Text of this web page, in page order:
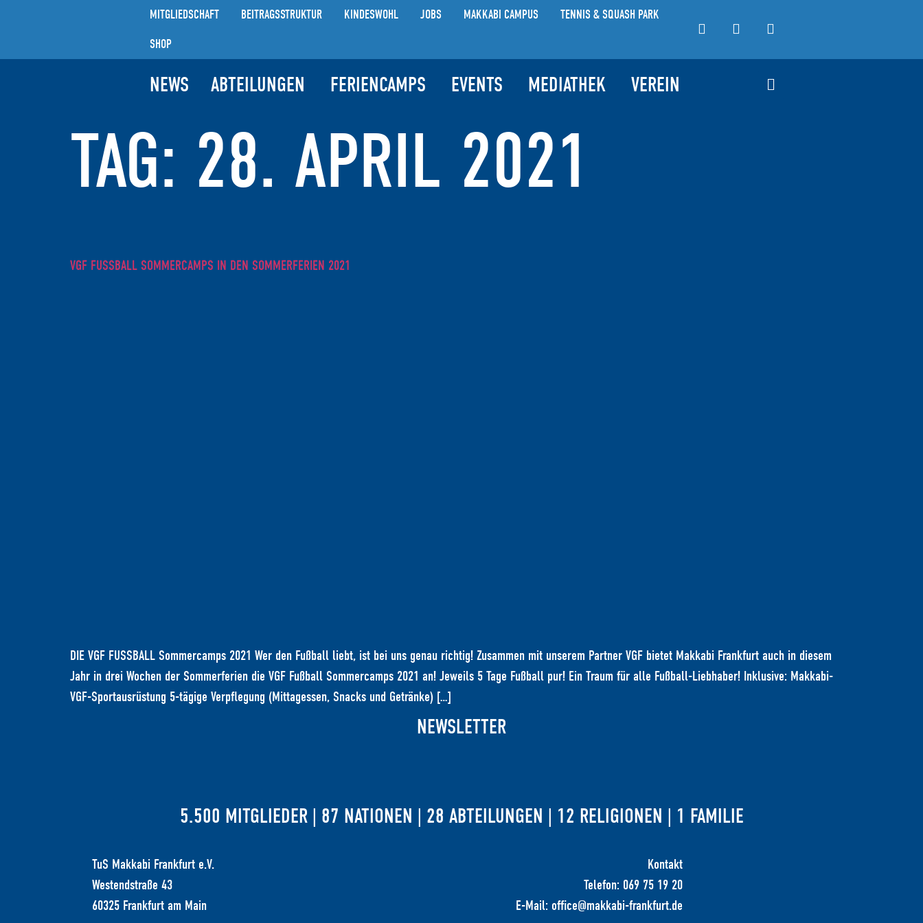
MITGLIEDSCHAFT BEITRAGSSTRUKTUR KINDESWOHL JOBS MAKKABI CAMPUS TENNIS & SQUASH PARK
SHOP
NEWS ABTEILUNGEN FERIENCAMPS EVENTS MEDIATHEK VEREIN
TAG: 28. APRIL 2021
VGF FUSSBALL SOMMERCAMPS IN DEN SOMMERFERIEN 2021
DIE VGF FUSSBALL Sommercamps 2021 Wer den Fußball liebt, ist bei uns genau richtig! Zusammen mit unserem Partner VGF bietet Makkabi Frankfurt auch in diesem
Jahr in drei Wochen der Sommerferien die VGF Fußball Sommercamps 2021 an! Jeweils 5 Tage Fußball pur! Ein Traum für alle Fußball-Liebhaber! Inklusive: Makkabi-
VGF-Sportausrüstung 5-tägige Verpflegung (Mittagessen, Snacks und Getränke) […]
NEWSLETTER
5.500 MITGLIEDER | 87 NATIONEN | 28 ABTEILUNGEN | 12 RELIGIONEN | 1 FAMILIE
TuS Makkabi Frankfurt e.V.
Westendstraße 43
60325 Frankfurt am Main
Kontakt
Telefon: 069 75 19 20
E-Mail: office@makkabi-frankfurt.de